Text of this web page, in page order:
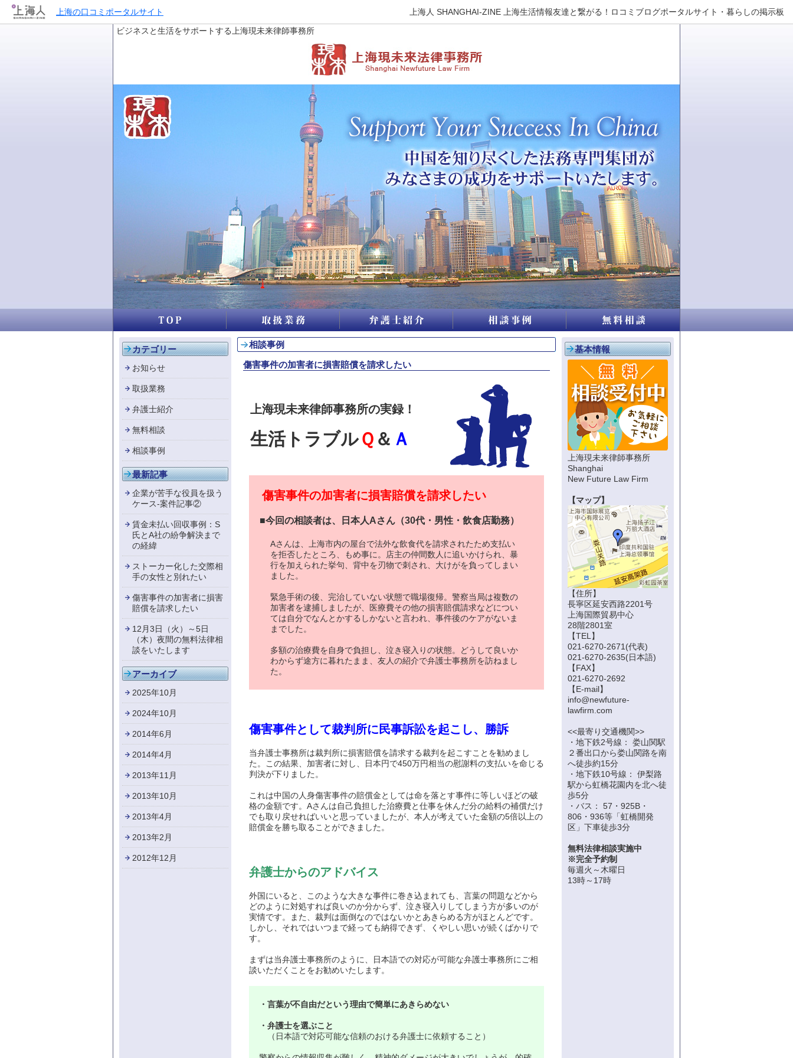
上海の口コミポータルサイト
上海人 SHANGHAI-ZINE 上海生活情報友達と繋がる！ロコミブログポータルサイト・暮らしの掲示板
ビジネスと生活をサポートする上海現未来律師事務所
相談事例
傷害事件の加害者に損害賠償を請求したい
上海現未来律師事務所の実録！
生活トラブルＱ ＆ Ａ
傷害事件の加害者に損害賠償を請求したい
■今回の相談者は、日本人Aさん（30代・男性・飲食店勤務）
Aさんは、上海市内の屋台で法外な飲食代を請求されたため支払い
を拒否したところ、もめ事に。店主の仲間数人に追いかけられ、暴
行を加えられた挙句、背中を刃物で刺され、大けがを負ってしまい
ました。
緊急手術の後、完治していない状態で職場復帰。警察当局は複数の
加害者を逮捕しましたが、医療費その他の損害賠償請求などについ
ては自分でなんとかするしかないと言われ、事件後のケアがないま
までした。
多額の治療費を自身で負担し、泣き寝入りの状態。どうして良いか
わからず途方に暮れたまま、友人の紹介で弁護士事務所を訪ねまし
た。
傷害事件として裁判所に民事訴訟を起こし、勝訴
当弁護士事務所は裁判所に損害賠償を請求する裁判を起こすことを勧めまし
た。この結果、加害者に対し、日本円で450万円相当の慰謝料の支払いを命じる
判決が下りました。
これは中国の人身傷害事件の賠償金としては命を落とす事件に等しいほどの破
格の金額です。Aさんは自己負担した治療費と仕事を休んだ分の給料の補償だけ
でも取り戻せればいいと思っていましたが、本人が考えていた金額の5倍以上の
賠償金を勝ち取ることができました。
弁護士からのアドバイス
外国にいると、このような大きな事件に巻き込まれても、言葉の問題などから
どのように対処すれば良いのか分からず、泣き寝入りしてしまう方が多いのが
実情です。また、裁判は面倒なのではないかとあきらめる方がほとんどです。
しかし、それではいつまで経っても納得できず、くやしい思いが続くばかりで
す。
まずは当弁護士事務所のように、日本語での対応が可能な弁護士事務所にご相
談いただくことをお勧めいたします。
・言葉が不自由だという理由で簡単にあきらめない
・弁護士を選ぶこと
（日本語で対応可能な信頼のおける弁護士に依頼すること）
カテゴリー
お知らせ
取扱業務
弁護士紹介
無料相談
相談事例
最新記事
企業が苦手な役員を扱う
ケース-案件記事②
賃金未払い回収事例：S
氏とA社の紛争解決まで
の経緯
ストーカー化した交際相
手の女性と別れたい
傷害事件の加害者に損害
賠償を請求したい
12月3日（火）～5日
（木）夜間の無料法律相
談をいたします
アーカイブ
2025年10月
2024年10月
2014年6月
2014年4月
2013年11月
2013年10月
2013年4月
2013年2月
2012年12月
基本情報
上海現未来律師事務所
Shanghai
New Future Law Firm
【マップ】
【住所】
長寧区延安西路2201号
上海国際貿易中心
28階2801室
【TEL】
021-6270-2671(代表)
021-6270-2635(日本語)
【FAX】
021-6270-2692
【E-mail】
info@newfuture-
lawfirm.com
<<最寄り交通機関>>
・地下鉄2号線： 娄山関駅
２番出口から娄山関路を南
へ徒歩約15分
・地下鉄10号線： 伊梨路
駅から虹橋花園内を北へ徒
歩5分
・バス： 57・925B・
806・936等「虹橋開発
区」下車徒歩3分
無料法律相談実施中
※完全予約制
毎週火～木曜日
13時～17時